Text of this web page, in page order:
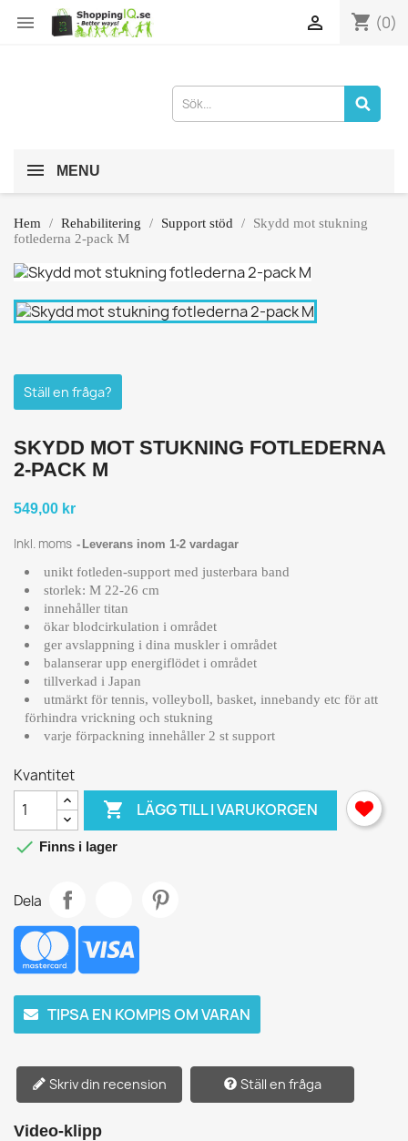
 shopping_cart (0)

MENU
Hem Rehabilitering Support stöd
Skydd mot stukning
fotlederna 2-pack M
Ställ en fråga?
SKYDD MOT STUKNING FOTLEDERNA
2-PACK M
549,00 kr
Inkl. moms Leverans inom 1-2 vardagar
unikt fotleden-support med justerbara band
storlek: M 22-26 cm
innehåller titan
ökar blodcirkulation i området
ger avslappning i dina muskler i området
balanserar upp energiflödet i området
tillverkad i Japan
utmärkt för tennis, volleyboll, basket, innebandy etc för att
förhindra vrickning och stukning
varje förpackning innehåller 2 st support
Kvantitet
 LÄGG TILL I VARUKORGEN
 Finns i lager
Dela
TIPSA EN KOMPIS OM VARAN
Skriv din recension Ställ en fråga
Video-klipp